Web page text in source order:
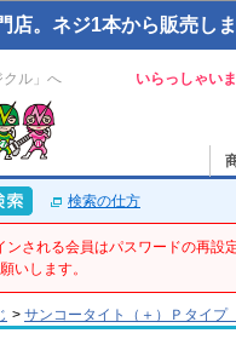
店。ネジ1本から販売し
クル」へ いらっしゃい
検索の仕方
される会員はパスワードの再設
いします。
> サンコータイト（＋）Ｐタイ